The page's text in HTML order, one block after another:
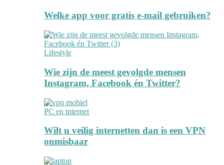
Welke app voor gratis e-mail gebruiken?
Lifestyle
Wie zijn de meest gevolgde mensen
Instagram, Facebook én Twitter?
PC en internet
Wilt u veilig internetten dan is een VPN
onmisbaar